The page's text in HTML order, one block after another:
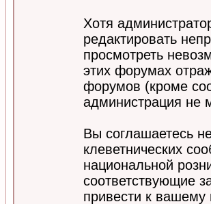
Хотя
редактировать
просмотреть
этих форумах
форумов (кроме
администрация не
Вы соглашаетесь
клеветнических
национальной
соответствующие
привести к